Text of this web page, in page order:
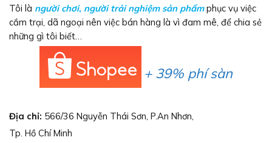
Tôi là người chơi, người trải nghiệm sản phẩmphục vụ việc
cắm trại, dã ngoại nên việc bán hàng là vì đam mê, để chia sẻ
những gì tôi biết…
+ 39% phí sàn
Địa chỉ: 566/36 Nguyễn Thái Sơn, P.An Nhơn,
Tp. Hồ Chí Minh